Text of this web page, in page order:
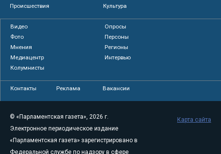
Происшествия
Культура
Видео
Опросы
Фото
Персоны
Мнения
Регионы
Медиацентр
Интервью
Колумнисты
Контакты Реклама Вакансии
© «Парламентская газета», 2026 г.
Электронное периодическое издание
«Парламентская газета» зарегистрировано в
Федеральной службе по надзору в сфере
Карта сайта